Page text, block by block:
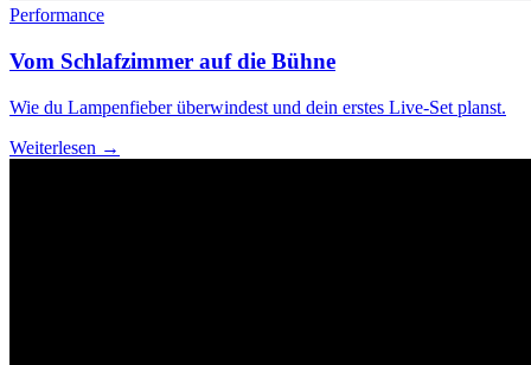
Performance
Vom Schlafzimmer auf die Bühne
Wie du Lampenfieber überwindest und dein erstes Live-Set planst.
Weiterlesen →